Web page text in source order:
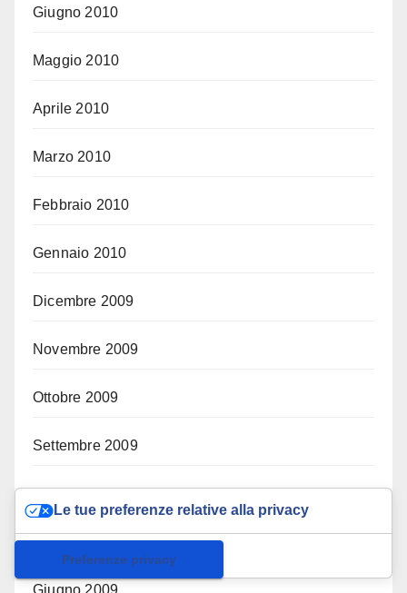
Giugno 2010
Maggio 2010
Aprile 2010
Marzo 2010
Febbraio 2010
Gennaio 2010
Dicembre 2009
Novembre 2009
Ottobre 2009
Settembre 2009
Agosto 2009
Luglio 2009
Giugno 2009
Le tue preferenze relative alla privacy
Informativa sulla raccolta